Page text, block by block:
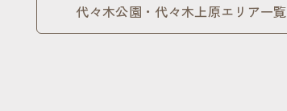
代々木公園・代々木上原エリア一覧